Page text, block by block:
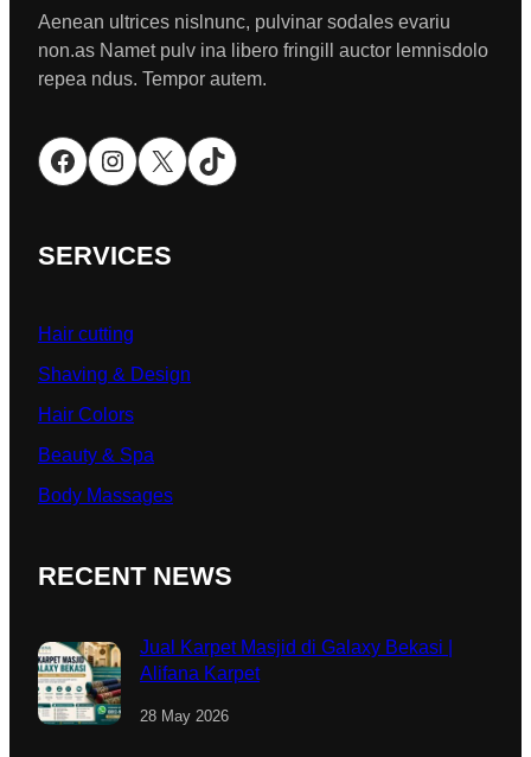
Aenean ultrices nislnunc, pulvinar sodales evariu
non.as Namet pulv ina libero fringill auctor lemnisdolo
repea ndus. Tempor autem.
Facebook Instagram X TikTok
SERVICES
Hair cutting
Shaving & Design
Hair Colors
Beauty & Spa
Body Massages
RECENT NEWS
Jual Karpet Masjid di Galaxy Bekasi |
Alifana Karpet
28 May 2026